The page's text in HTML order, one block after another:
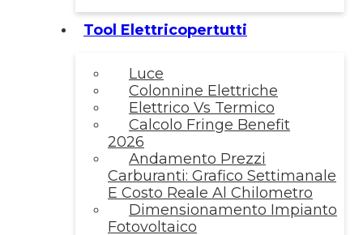
Tool Elettricopertutti
Luce
Colonnine Elettriche
Elettrico Vs Termico
Calcolo Fringe Benefit
2026
Andamento Prezzi
Carburanti: Grafico Settimanale
E Costo Reale Al Chilometro
Dimensionamento Impianto
Fotovoltaico